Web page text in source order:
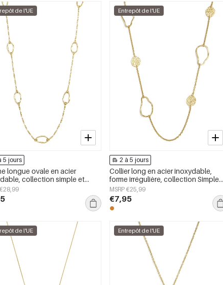
de l'UE
5 jours
longue ovale en acier
collection simple et
bijou pour femme
Entrepôt de l'UE
2 à 5 jours
Collier long en acier inoxydable,
forme irrégulière, collection Simple
Daily Simple, bijoux pour femmes
MSRP €25,99
€7,95
de l'UE Entrepôt de l'UE